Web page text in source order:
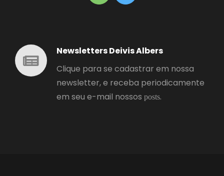
Newsletters Deivis Albers
Clique para se cadastrar em nossa
newsletter, e receba periodicamente
em seu e-mail nossos posts.